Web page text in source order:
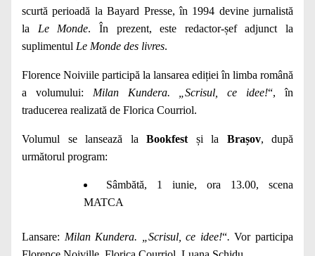
scurtă perioadă la Bayard Presse, în 1994 devine jurnalistă
la Le Monde. În prezent, este redactor-șef adjunct la
suplimentul Le Monde des livres.
Florence Noiviile participă la lansarea ediției în limba română
a volumului: Milan Kundera. „Scrisul, ce idee!“, în
traducerea realizată de Florica Courriol.
Volumul se lansează la Bookfest și la Brașov, după
următorul program:
Sâmbătă, 1 iunie, ora 13.00, scena
MATCA
Lansare: Milan Kundera. „Scrisul, ce idee!“. Vor participa